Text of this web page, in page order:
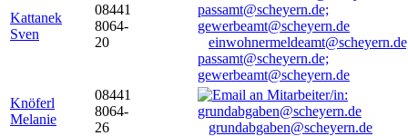
Kattanek
Sven
08441
8064-
20
passamt@scheyern.de;
gewerbeamt@scheyern.de
Knöferl
Melanie
08441
8064-
26
grundabgaben@scheyern.de